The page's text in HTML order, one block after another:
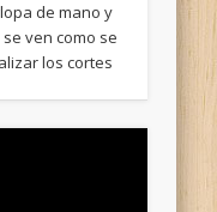
de mano y
ven como se
los cortes